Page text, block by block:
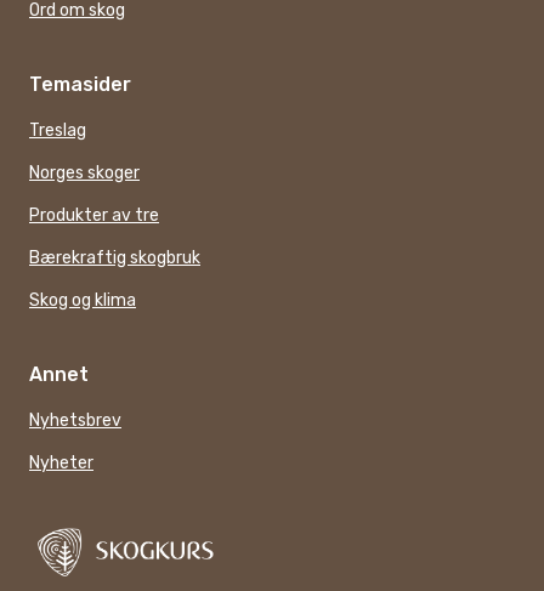
Ord om skog
Temasider
Treslag
Norges skoger
Produkter av tre
Bærekraftig skogbruk
Skog og klima
Annet
Nyhetsbrev
Nyheter